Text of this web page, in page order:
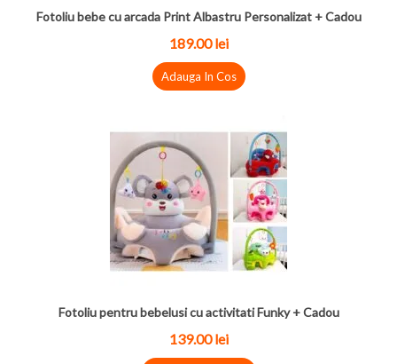
Fotoliu bebe cu arcada Print Albastru Personalizat + Cadou
189.00 lei
Adauga In Cos
Fotoliu pentru bebelusi cu activitati Funky + Cadou
139.00 lei